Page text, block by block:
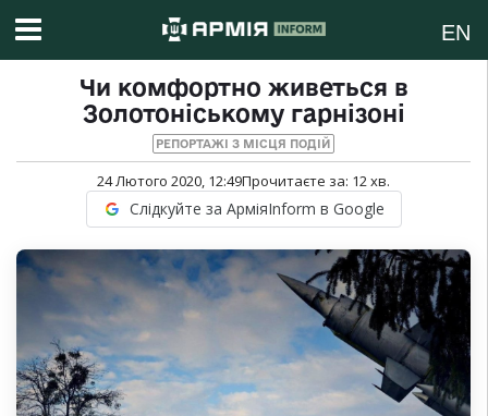
EN
Чи комфортно живеться в
Золотоніському гарнізоні
РЕПОРТАЖІ З МІСЦЯ ПОДІЙ
24 Лютого 2020, 12:49Прочитаєте за: 12хв.
Слідкуйте за АрміяInform в Google